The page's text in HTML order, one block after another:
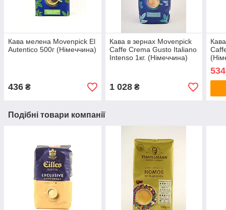
Кава мелена Movenpick El
Autentico 500г (Німеччина)
436 ₴
Кава в зернах Movenpick
Caffe Crema Gusto Italiano
Intenso 1кг. (Німеччина)
1 028₴
534
Подібні товари компанії